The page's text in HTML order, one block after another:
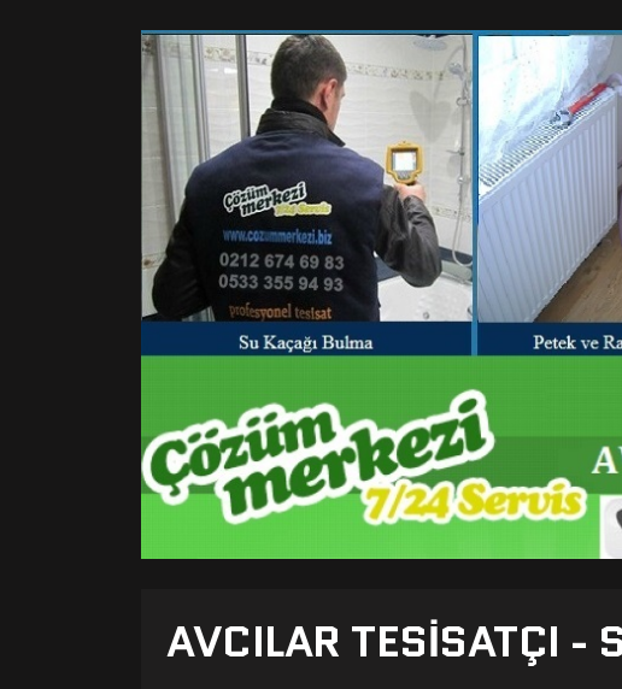
AVCILAR TESISATÇI -